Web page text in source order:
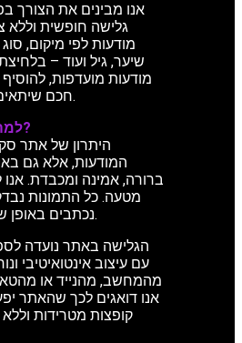
אנו מבינים את הצורך
גלישה חופשית
מודעות לפי מיקום,
שיער, גיל ועוד –
מודעות מועדפות,
חכם שיתאים בדיוק למה שאתה מחפש.
למה לבחור באתר סקס אדיר?
היתרון של אתר
המודעות, אלא גם
ברורה, אמינה ומכבדת.
מטעה. כל התמונות
נכתבים באופן שישקף את המציאות בשטח.
הגלישה באתר נועדה
עם עיצוב אינטואיטיבי
מהמחשב, מהנייד או
אנו דואגים לכך שהאתר
קופצות מטרידות